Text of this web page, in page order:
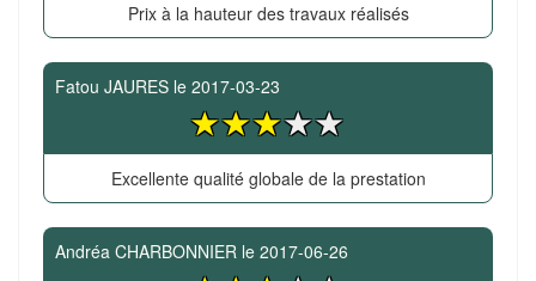
Prix à la hauteur des travaux réalisés
Fatou JAURES le 2017-03-23
Excellente qualité globale de la prestation
Andréa CHARBONNIER le 2017-06-26